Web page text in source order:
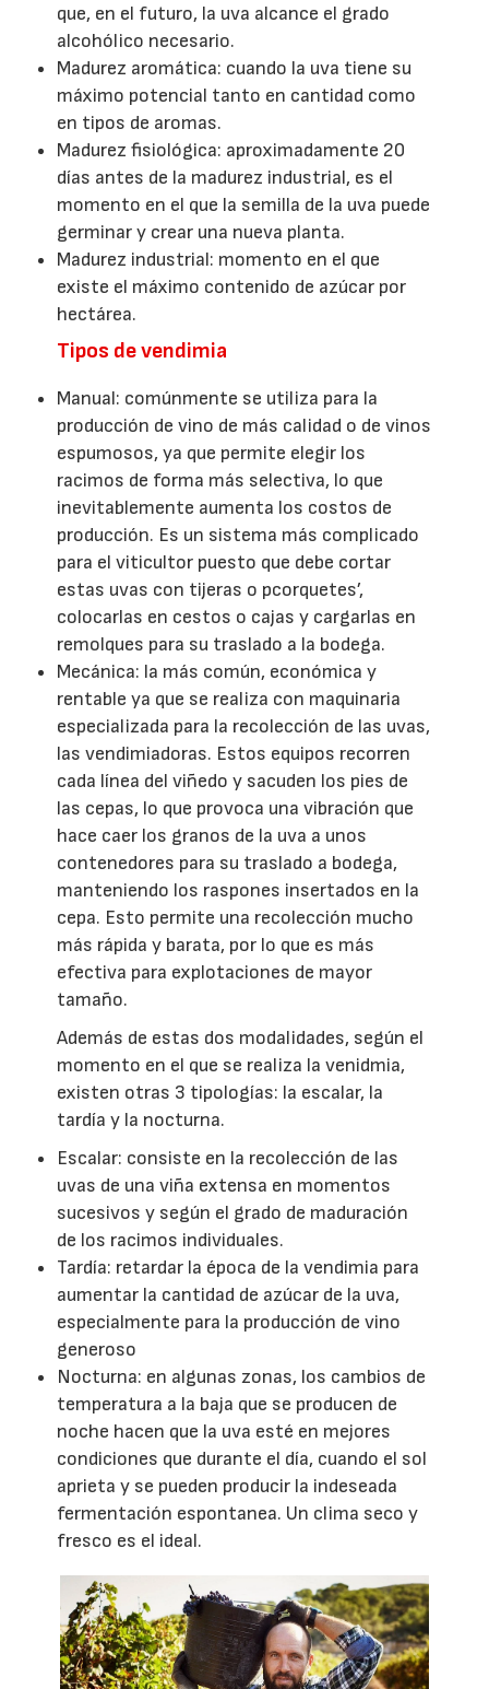
que, en el futuro, la uva alcance el grado
alcohólico necesario.
Madurez aromática: cuando la uva tiene su
máximo potencial tanto en cantidad como
en tipos de aromas.
Madurez fisiológica: aproximadamente 20
días antes de la madurez industrial, es el
momento en el que la semilla de la uva puede
germinar y crear una nueva planta.
Madurez industrial: momento en el que
existe el máximo contenido de azúcar por
hectárea.
Tipos de vendimia
Manual: comúnmente se utiliza para la
producción de vino de más calidad o de vinos
espumosos, ya que permite elegir los
racimos de forma más selectiva, lo que
inevitablemente aumenta los costos de
producción. Es un sistema más complicado
para el viticultor puesto que debe cortar
estas uvas con tijeras o pcorquetes’,
colocarlas en cestos o cajas y cargarlas en
remolques para su traslado a la bodega.
Mecánica: la más común, económica y
rentable ya que se realiza con maquinaria
especializada para la recolección de las uvas,
las vendimiadoras. Estos equipos recorren
cada línea del viñedo y sacuden los pies de
las cepas, lo que provoca una vibración que
hace caer los granos de la uva a unos
contenedores para su traslado a bodega,
manteniendo los raspones insertados en la
cepa. Esto permite una recolección mucho
más rápida y barata, por lo que es más
efectiva para explotaciones de mayor
tamaño.
Además de estas dos modalidades, según el
momento en el que se realiza la venidmia,
existen otras 3 tipologías: la escalar, la
tardía y la nocturna.
Escalar: consiste en la recolección de las
uvas de una viña extensa en momentos
sucesivos y según el grado de maduración
de los racimos individuales.
Tardía: retardar la época de la vendimia para
aumentar la cantidad de azúcar de la uva,
especialmente para la producción de vino
generoso
Nocturna: en algunas zonas, los cambios de
temperatura a la baja que se producen de
noche hacen que la uva esté en mejores
condiciones que durante el día, cuando el sol
aprieta y se pueden producir la indeseada
fermentación espontanea. Un clima seco y
fresco es el ideal.